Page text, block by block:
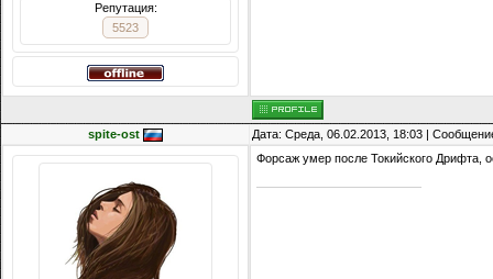
Репутация:
5523
spite-ost Дата: Среда, 06.02.2013, 18:03 |
Форсаж умер после Токийского Дрифта,